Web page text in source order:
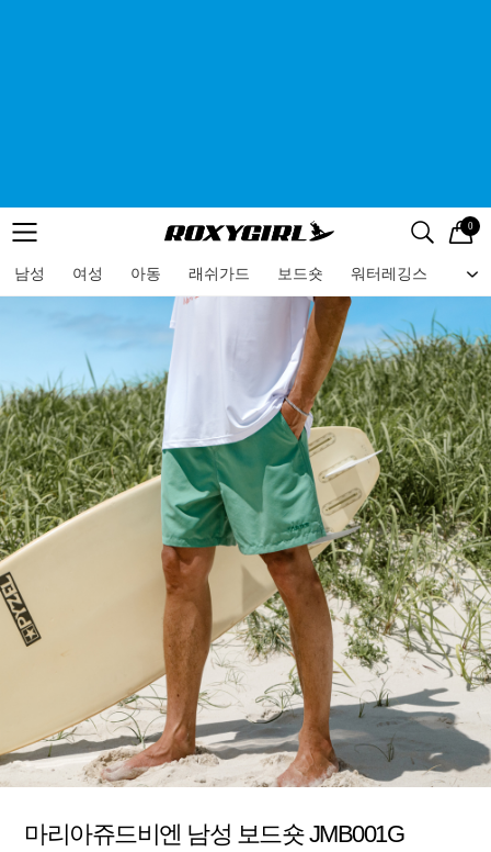
메뉴 검색
로고 0
남성 여성 아동 래쉬가드 보드숏 워터레깅스 비
메뉴
마리아쥬드비엔 남성 보드숏 JMB001G